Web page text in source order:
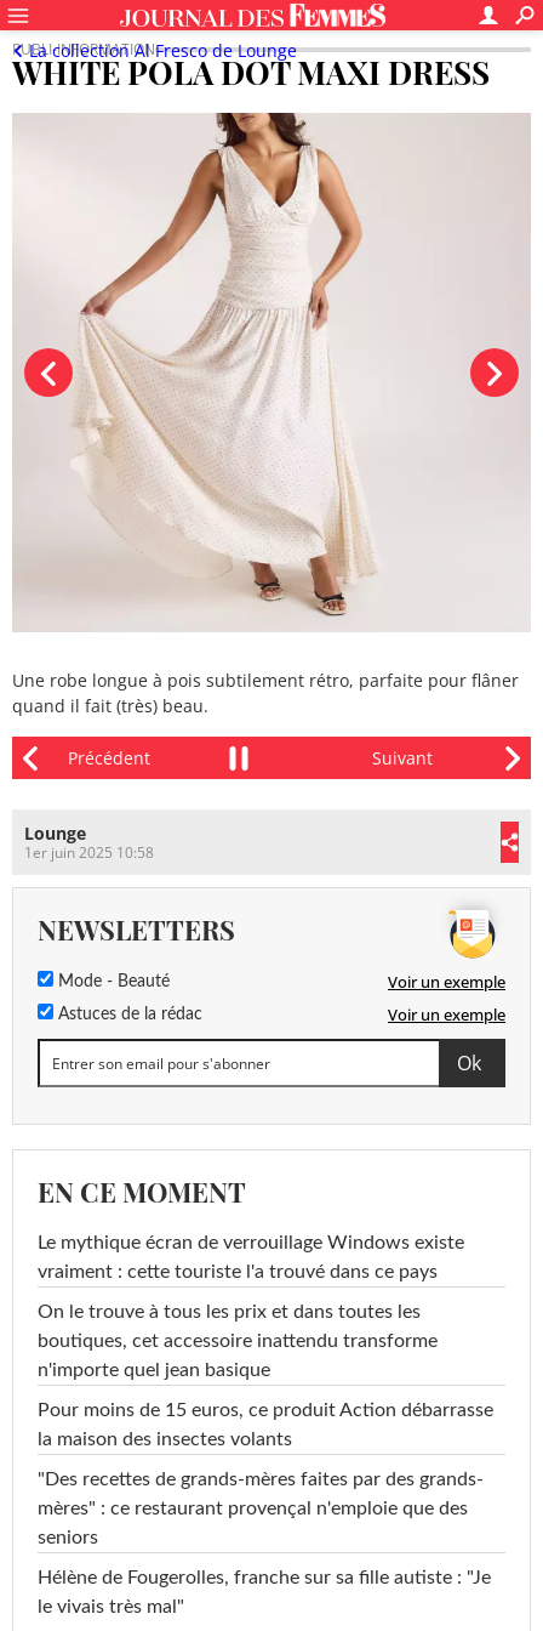
WHITE POLA DOT MAXI DRESS
La collection Al Fresco de Lounge
Une robe longue à pois subtilement rétro, parfaite pour flâner
quand il fait (très) beau.
Lounge
1er juin 2025 10:58
NEWSLETTERS
Mode - Beauté Voir un exemple
Astuces de la rédac Voir un exemple
EN CE MOMENT
Le mythique écran de verrouillage Windows existe
vraiment : cette touriste l'a trouvé dans ce pays
On le trouve à tous les prix et dans toutes les
boutiques, cet accessoire inattendu transforme
n'importe quel jean basique
Pour moins de 15 euros, ce produit Action débarrasse
la maison des insectes volants
"Des recettes de grands-mères faites par des grands-
mères" : ce restaurant provençal n'emploie que des
seniors
Hélène de Fougerolles, franche sur sa fille autiste : "Je
le vivais très mal"